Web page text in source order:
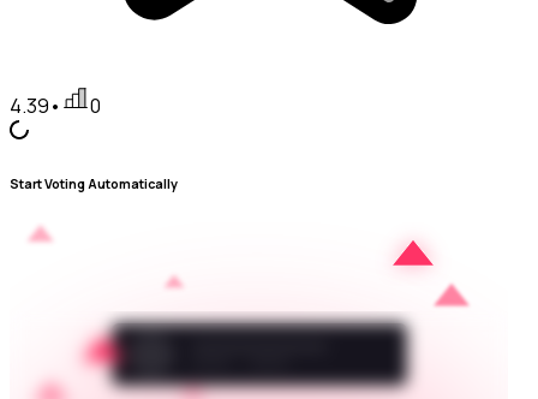
4.39• 0
Start Voting Automatically